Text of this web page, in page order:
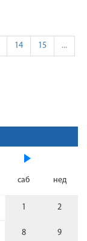
14 15 ...
саб нед
1 2
8 9